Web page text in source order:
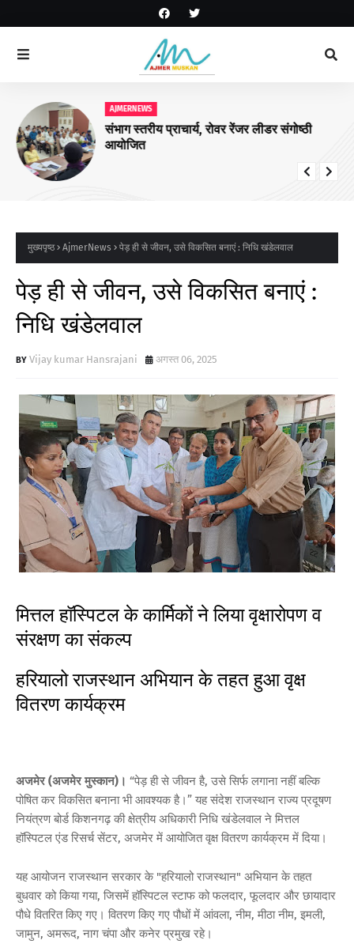
AJMERNEWS
संभाग स्तरीय प्राचार्य, रोवर रेंजर लीडर संगोष्ठी
आयोजित
मुख्यपृष्ठ AjmerNews पेड़ ही से जीवन, उसे विकसित बनाएं : निधि खंडेलवाल
पेड़ ही से जीवन, उसे विकसित बनाएं :
निधि खंडेलवाल
Vijay kumar Hansrajani अगस्त 06, 2025
मित्तल हॉस्पिटल के कार्मिकों ने लिया वृक्षारोपण व
संरक्षण का संकल्प
हरियालो राजस्थान अभियान के तहत हुआ वृक्ष
वितरण कार्यक्रम
अजमेर (अजमेर मुस्कान)। “पेड़ ही से जीवन है, उसे सिर्फ लगाना नहीं बल्कि
पोषित कर विकसित बनाना भी आवश्यक है।” यह संदेश राजस्थान राज्य प्रदूषण
नियंत्रण बोर्ड किशनगढ़ की क्षेत्रीय अधिकारी निधि खंडेलवाल ने मित्तल
हॉस्पिटल एंड रिसर्च सेंटर, अजमेर में आयोजित वृक्ष वितरण कार्यक्रम में दिया।
यह आयोजन राजस्थान सरकार के "हरियालो राजस्थान" अभियान के तहत
बुधवार को किया गया, जिसमें हॉस्पिटल स्टाफ को फलदार, फूलदार और छायादार
पौधे वितरित किए गए। वितरण किए गए पौधों में आंवला, नीम, मीठा नीम, इमली,
जामुन, अमरूद, नाग चंपा और कनेर प्रमुख रहे।